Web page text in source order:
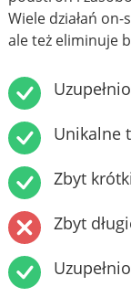
Wiele działań
ale też eliminuje
Unikalne
Zbyt
Zbyt